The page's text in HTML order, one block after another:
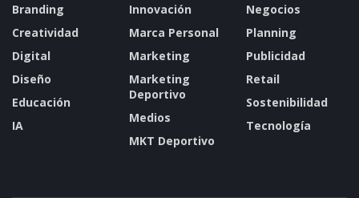
Branding
Creatividad
Digital
Diseño
Educación
IA
Innovación
Marca Personal
Marketing
Marketing
Deportivo
Medios
MKT Deportivo
Negocios
Planning
Publicidad
Retail
Sostenibilidad
Tecnología